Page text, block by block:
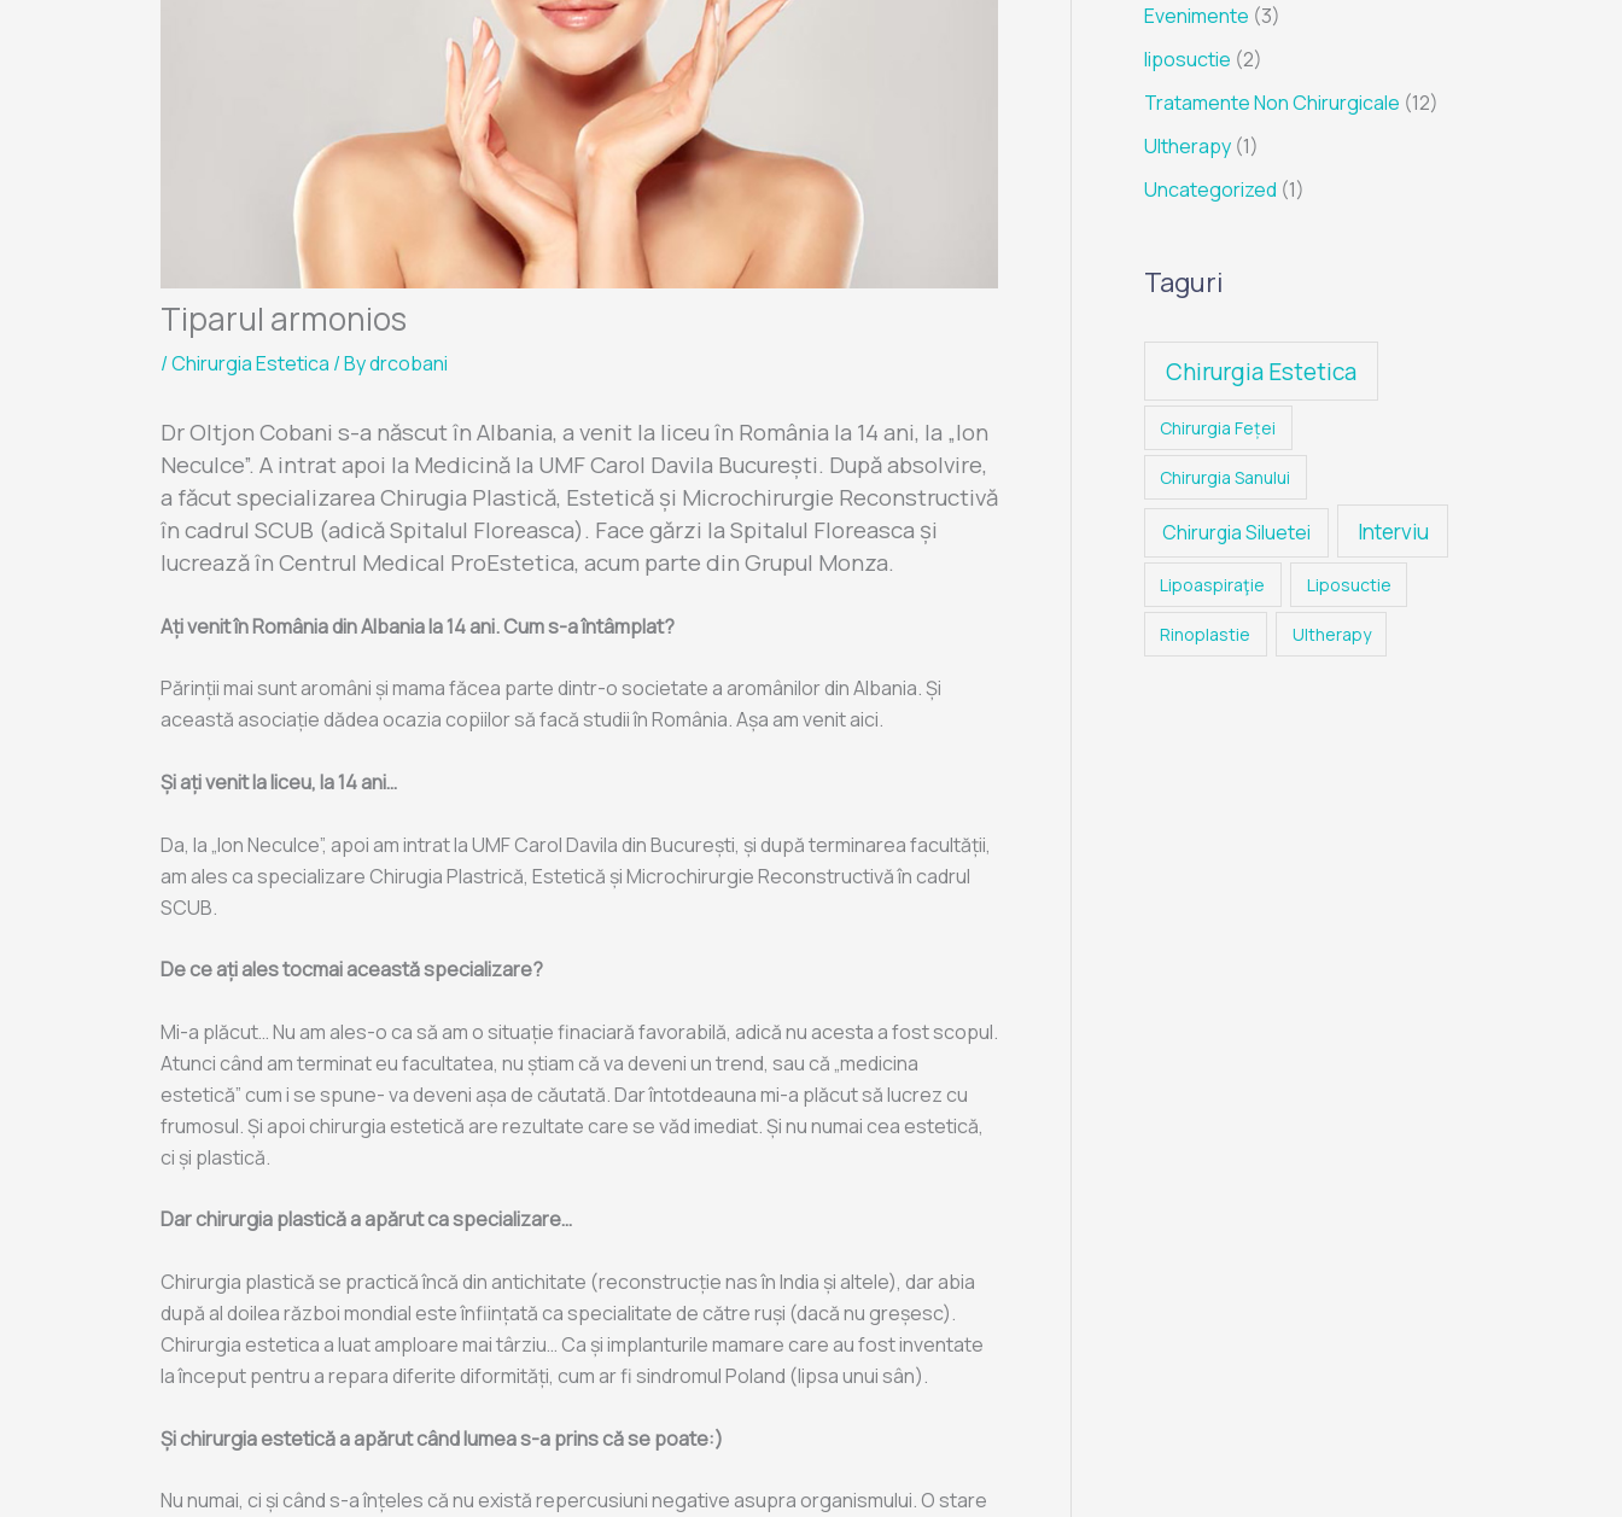
Tiparul armonios
/Chirurgia Estetica / Bydrcobani
Dr Oltjon Cobani s-a născut în Albania, a venit la liceu în România la 14 ani, la „Ion
Neculce”. A intrat apoi la Medicină la UMF Carol Davila București. După absolvire,
a făcut specializarea Chirugia Plastică, Estetică și Microchirurgie Reconstructivă
în cadrul SCUB (adică Spitalul Floreasca). Face gărzi la Spitalul Floreasca și
lucrează în Centrul Medical ProEstetica, acum parte din Grupul Monza.
Ați venit în România din Albania la 14 ani. Cum s-a întâmplat?
Părinții mai sunt aromâni și mama făcea parte dintr-o societate a aromânilor din Albania. Și
această asociație dădea ocazia copiilor să facă studii în România. Așa am venit aici.
Și ați venit la liceu, la 14 ani…
Da, la „Ion Neculce”, apoi am intrat la UMF Carol Davila din București, și după terminarea facultății,
am ales ca specializare Chirugia Plastrică, Estetică și Microchirurgie Reconstructivă în cadrul
SCUB.
De ce ați ales tocmai această specializare?
Mi-a plăcut… Nu am ales-o ca să am o situație finaciară favorabilă, adică nu acesta a fost scopul.
Atunci când am terminat eu facultatea, nu știam că va deveni un trend, sau că „medicina
estetică” cum i se spune- va deveni așa de căutată. Dar întotdeauna mi-a plăcut să lucrez cu
frumosul. Și apoi chirurgia estetică are rezultate care se văd imediat. Și nu numai cea estetică,
ci și plastică.
Dar chirurgia plastică a apărut ca specializare…
Chirurgia plastică se practică încă din antichitate (reconstrucție nas în India și altele), dar abia
după al doilea război mondial este înființată ca specialitate de către ruși (dacă nu greșesc).
Chirurgia estetica a luat amploare mai târziu… Ca și implanturile mamare care au fost inventate
la început pentru a repara diferite diformități, cum ar fi sindromul Poland (lipsa unui sân).
Și chirurgia estetică a apărut când lumea s-a prins că se poate:)
Nu numai, ci și când s-a înțeles că nu există repercusiuni negative asupra organismului. O stare
Evenimente (3)
liposuctie (2)
Tratamente Non Chirurgicale (12)
Ultherapy(1)
Uncategorized (1)
Taguri
Chirurgia Estetica
Chirurgia Feței
Chirurgia Sanului
Chirurgia Siluetei Interviu
Lipoaspiraţie Liposuctie
Rinoplastie Ultherapy